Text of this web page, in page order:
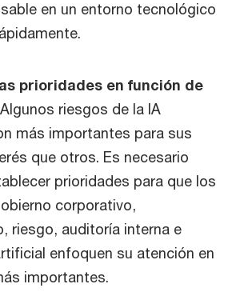
en un entorno tecnológico
prioridades en función de
Algunos riesgos de la IA
más importantes para sus
que otros. Es necesario
prioridades para que los
corporativo,
riesgo, auditoría interna e
enfoquen su atención en
importantes.